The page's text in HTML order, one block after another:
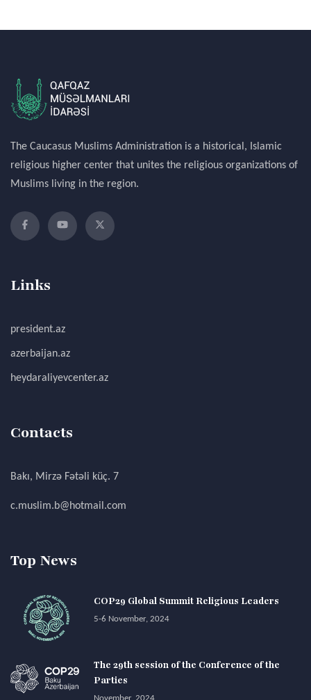
The Caucasus Muslims Administration is a historical, Islamic
religious higher center that unites the religious organizations of
Muslims living in the region.
Links
president.az
azerbaijan.az
heydaraliyevcenter.az
Contacts
Bakı, Mirzə Fətəli küç. 7
c.muslim.b@hotmail.com
Top News
COP29 Global Summit Religious Leaders
5-6 November, 2024
The 29th session of the Conference of the
Parties